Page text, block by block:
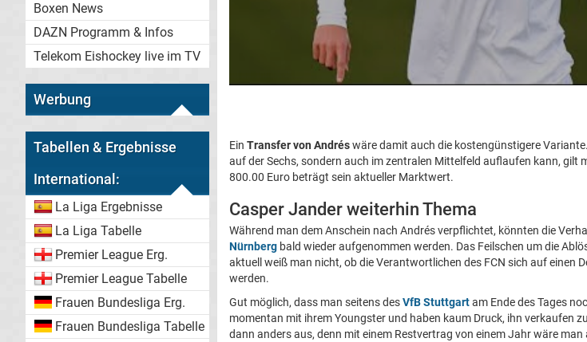
Boxen News
DAZN Programm & Infos
Telekom Eishockey live im TV
Werbung
Tabellen & Ergebnisse
International:
La Liga Ergebnisse
La Liga Tabelle
Premier League Erg.
Premier League Tabelle
Frauen Bundesliga Erg.
Frauen Bundesliga Tabelle
Ein Transfer von Andréswäre damit auch die kostengünstigere
auf der Sechs, sondern auch im zentralen Mittelfeld auflaufen kann, gilt
800.00 Euro beträgt sein aktueller Marktwert.
Casper Jander weiterhin Thema
Während man dem Anschein nach Andrés verpflichtet, könnten die
Nürnberg bald wieder aufgenommen werden. Das Feilschen um die
aktuell weiß man nicht, ob die Verantwortlichen des FCN sich auf einen
werden.
Gut möglich, dass man seitens desVfB Stuttgartam Ende des Tages
momentan mit ihrem Youngster und haben kaum Druck, ihn verkaufen
dann anders aus, denn mit einem Restvertrag von einem Jahr wäre